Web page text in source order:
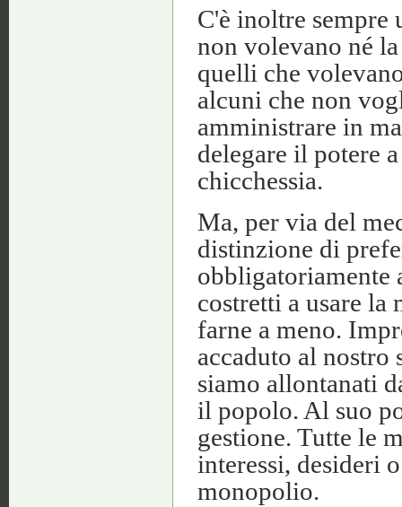
C'è inoltre sempre
non volevano né
quelli che
alcuni che non
amministrare in
delegare il potere
chicchessia.
Ma, per via del
distinzione di
obbligatoriamente
costretti a usare la
farne a meno.
accaduto al nostro
siamo allontanati
il popolo. Al suo
gestione. Tutte le
interessi, desideri
monopolio.